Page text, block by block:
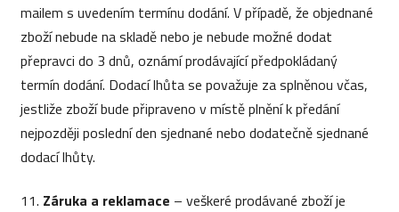
mailem s uvedením termínu dodání. V případě, že objednané
zboží nebude na skladě nebo je nebude možné dodat
přepravci do 3 dnů, oznámí prodávající předpokládaný
termín dodání. Dodací lhůta se považuje za splněnou včas,
jestliže zboží bude připraveno v místě plnění k předání
nejpozději poslední den sjednané nebo dodatečně sjednané
dodací lhůty.
11. Záruka a reklamace – veškeré prodávané zboží je